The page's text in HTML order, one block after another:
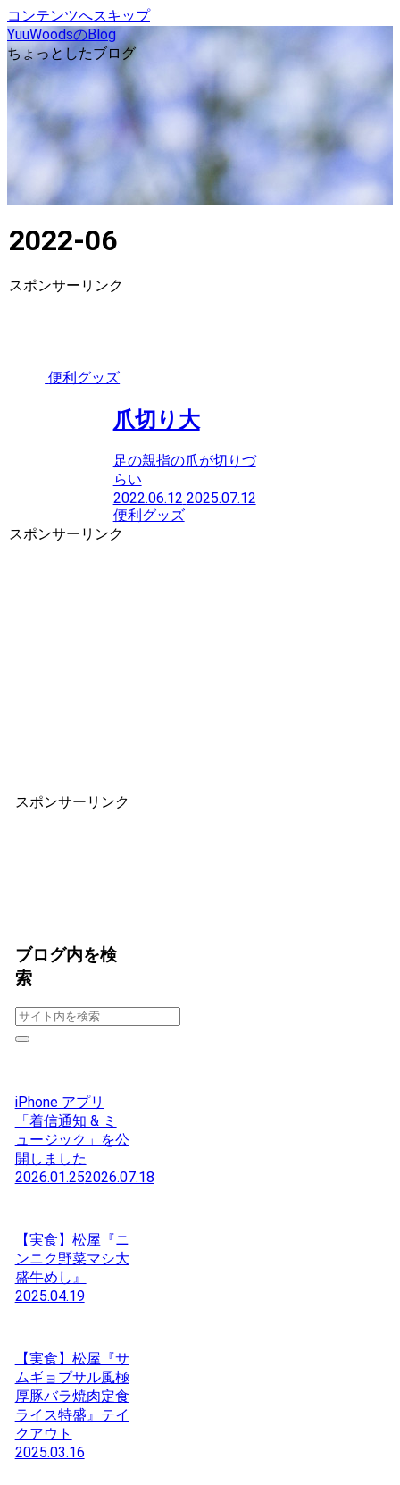
コンテンツへスキップ
YuuWoodsのBlog
ちょっとしたブログ
2022-06
スポンサーリンク
便利グッズ
爪切り大
足の親指の爪が切りづ
らい
2022.06.12 2025.07.12
便利グッズ
スポンサーリンク
スポンサーリンク
ブログ内を検
索
iPhone アプリ
「着信通知 & ミ
ュージック」を公
開しました
2026.01.252026.07.18
【実食】松屋『ニ
ンニク野菜マシ大
盛牛めし』
2025.04.19
【実食】松屋『サ
ムギョプサル風極
厚豚バラ焼肉定食
ライス特盛』テイ
クアウト
2025.03.16